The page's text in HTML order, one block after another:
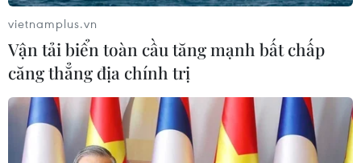
động kinh tế-xã hội ở vùng xanh
15/09/2021 07:36
Phó Chủ tịch Ủy ban Nhân dân tỉnh Bình Dương cho biết
giai đoạn 1 từ ngày 15/9-31/10, tỉnh Bình Dương ưu tiên
triển khai việc phục hồi các hoạt động kinh tế-xã hội trên
địa bàn các vùng xanh.
vietnamplus.vn
Vận tải biển toàn cầu tăng mạnh bất chấp
căng thẳng địa chính trị